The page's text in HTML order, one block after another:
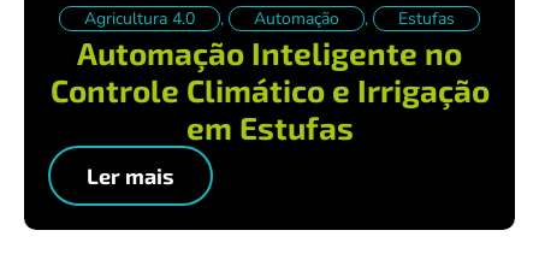
Agricultura 4.0 , Automação , Estufas
Automação Inteligente no
Controle Climático e Irrigação
em Estufas
Ler mais